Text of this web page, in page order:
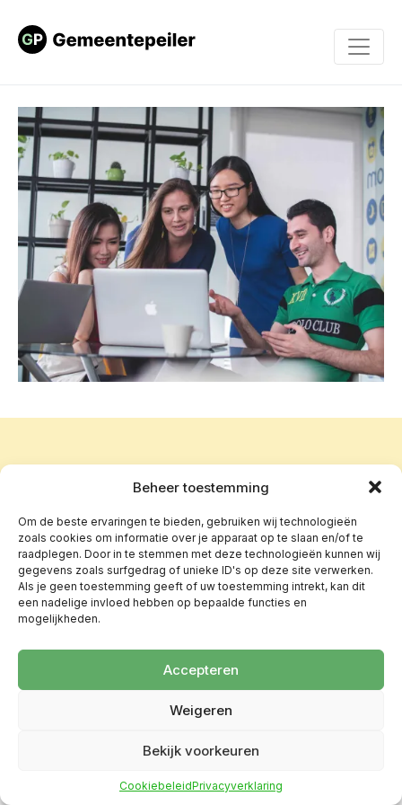
Beheer toestemming
Om de beste ervaringen te bieden, gebruiken wij technologieën
zoals cookies om informatie over je apparaat op te slaan en/of te
raadplegen. Door in te stemmen met deze technologieën kunnen wij
gegevens zoals surfgedrag of unieke ID's op deze site verwerken.
Als je geen toestemming geeft of uw toestemming intrekt, kan dit
een nadelige invloed hebben op bepaalde functies en
mogelijkheden.
Accepteren
Weigeren
Bekijk voorkeuren
CookiebeleidPrivacyverklaring